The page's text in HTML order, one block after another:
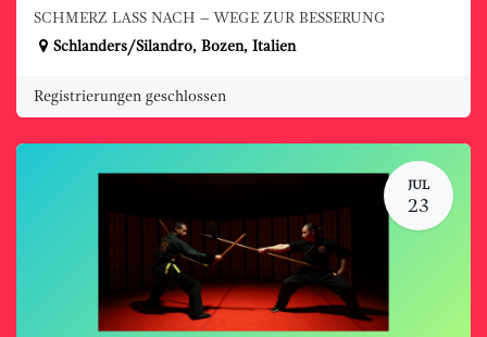
SCHMERZ LASS NACH – WEGE ZUR BESSERUNG
Schlanders/Silandro, Bozen, Italien
Registrierungen geschlossen
JUL
23